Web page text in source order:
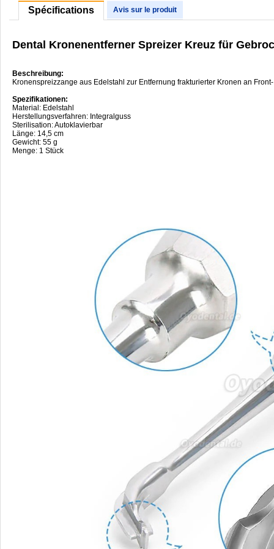
Spécifications Avis sur le produit
Dental Kronenentferner Spreizer Kreuz für
Beschreibung:
Kronenspreizzange aus Edelstahl zur Entfernung frakturierter Kronen an
Spezifikationen:
Material: Edelstahl
Herstellungsverfahren: Integralguss
Sterilisation: Autoklavierbar
Länge: 14,5 cm
Gewicht: 55 g
Menge: 1 Stück